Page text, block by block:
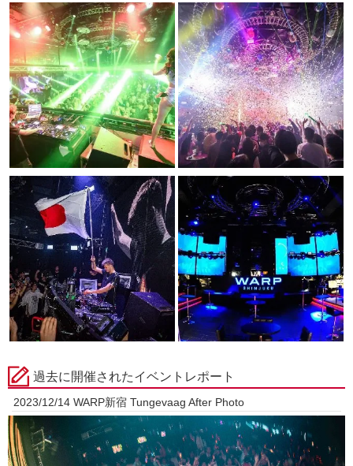
過去に開催されたイベントレポート
2023/12/14 WARP新宿 Tungevaag After Photo